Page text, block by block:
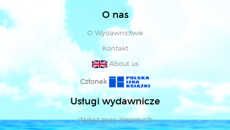
O nas
O Wydawnictwie
Kontakt
About us
Członek
Usługi wydawnicze
Wykaz prac zleconych